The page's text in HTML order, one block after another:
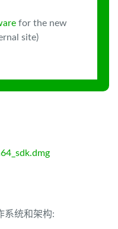
for the new
site)
系统和架构: